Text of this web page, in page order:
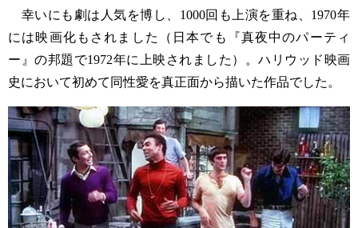
幸いにも劇は人気を博し、1000回も上演を重ね、1970年
には映画化もされました（日本でも『真夜中のパーティ
ー』の邦題で1972年に上映されました）。ハリウッド映画
史において初めて同性愛を真正面から描いた作品でした。